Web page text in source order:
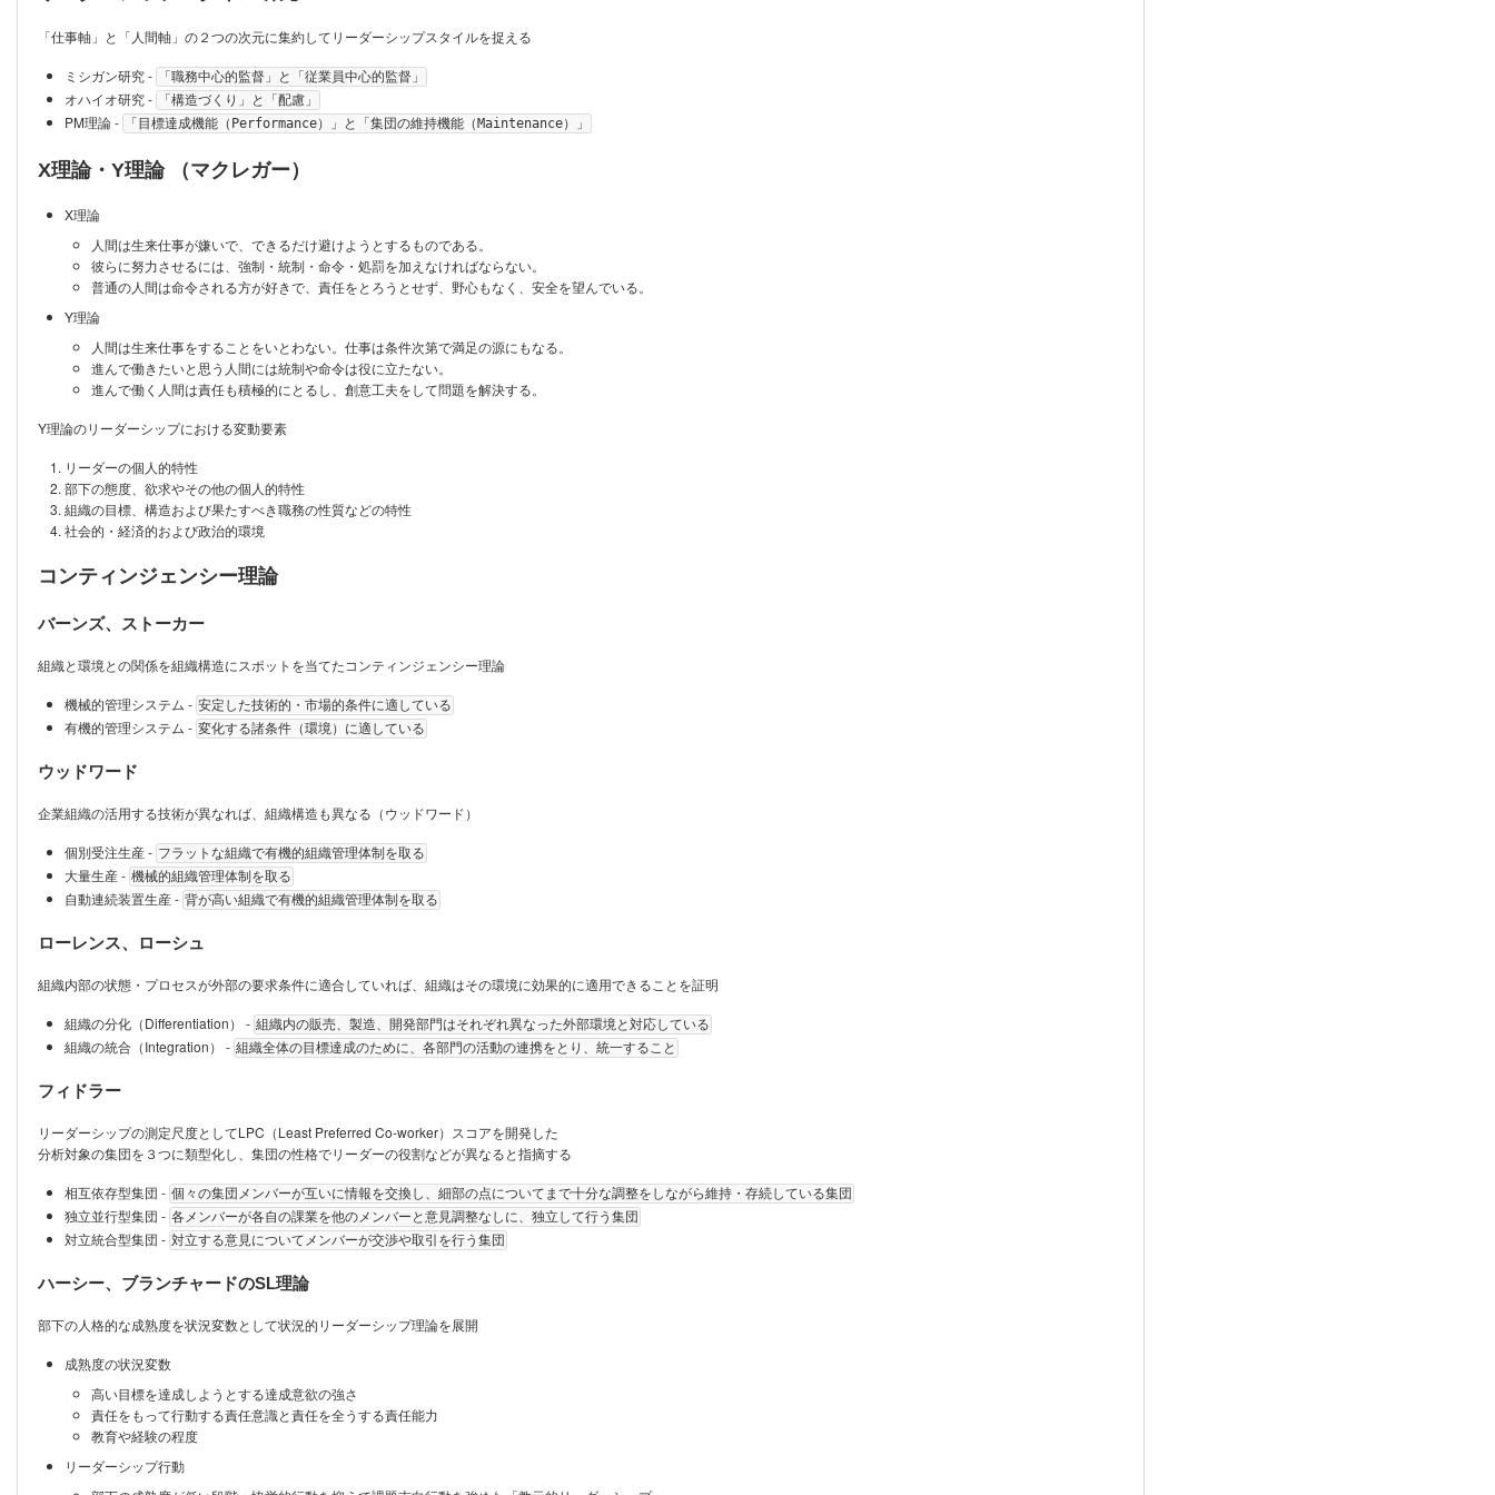
「仕事軸」と「人間軸」の２つの次元に集約してリーダーシップスタイルを捉える
ミシガン研究 - 「職務中心的監督」と「従業員中心的監督」
オハイオ研究 - 「構造づくり」と「配慮」
PM理論 - 「目標達成機能（Performance）」と「集団の維持機能（Maintenance）」
X理論・Y理論 （マクレガー）
X理論
人間は生来仕事が嫌いで、できるだけ避けようとするものである。
彼らに努力させるには、強制・統制・命令・処罰を加えなければならない。
普通の人間は命令される方が好きで、責任をとろうとせず、野心もなく、安全を望んでいる。
Y理論
人間は生来仕事をすることをいとわない。仕事は条件次第で満足の源にもなる。
進んで働きたいと思う人間には統制や命令は役に立たない。
進んで働く人間は責任も積極的にとるし、創意工夫をして問題を解決する。
Y理論のリーダーシップにおける変動要素
リーダーの個人的特性
部下の態度、欲求やその他の個人的特性
組織の目標、構造および果たすべき職務の性質などの特性
社会的・経済的および政治的環境
コンティンジェンシー理論
バーンズ、ストーカー
組織と環境との関係を組織構造にスポットを当てたコンティンジェンシー理論
機械的管理システム - 安定した技術的・市場的条件に適している
有機的管理システム - 変化する諸条件（環境）に適している
ウッドワード
企業組織の活用する技術が異なれば、組織構造も異なる（ウッドワード）
個別受注生産 - フラットな組織で有機的組織管理体制を取る
大量生産 - 機械的組織管理体制を取る
自動連続装置生産 - 背が高い組織で有機的組織管理体制を取る
ローレンス、ローシュ
組織内部の状態・プロセスが外部の要求条件に適合していれば、組織はその環境に効果的に適用できることを証明
組織の分化（Differentiation） - 組織内の販売、製造、開発部門はそれぞれ異なった外部環境と対応している
組織の統合（Integration） - 組織全体の目標達成のために、各部門の活動の連携をとり、統一すること
フィドラー
リーダーシップの測定尺度としてLPC（Least Preferred Co-worker）スコアを開発した
分析対象の集団を３つに類型化し、集団の性格でリーダーの役割などが異なると指摘する
相互依存型集団 - 個々の集団メンバーが互いに情報を交換し、細部の点についてまで十分な調整をしながら維持・存続している集団
独立並行型集団 - 各メンバーが各自の課業を他のメンバーと意見調整なしに、独立して行う集団
対立統合型集団 - 対立する意見についてメンバーが交渉や取引を行う集団
ハーシー、ブランチャードのSL理論
部下の人格的な成熟度を状況変数として状況的リーダーシップ理論を展開
成熟度の状況変数
高い目標を達成しようとする達成意欲の強さ
責任をもって行動する責任意識と責任を全うする責任能力
教育や経験の程度
リーダーシップ行動